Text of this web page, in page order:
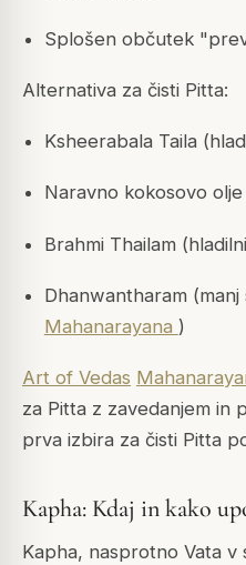
Splošen občutek
Alternativa za čisti Pitta:
Ksheerabala Taila
Naravno kokosovo
Brahmi Thailam
Dhanwantharam
Mahanarayana )
Art of Vedas
za Pitta z zavedanjem in
prva izbira za čisti Pitta
Kapha: Kdaj in kako
Kapha, nasprotno Vata v